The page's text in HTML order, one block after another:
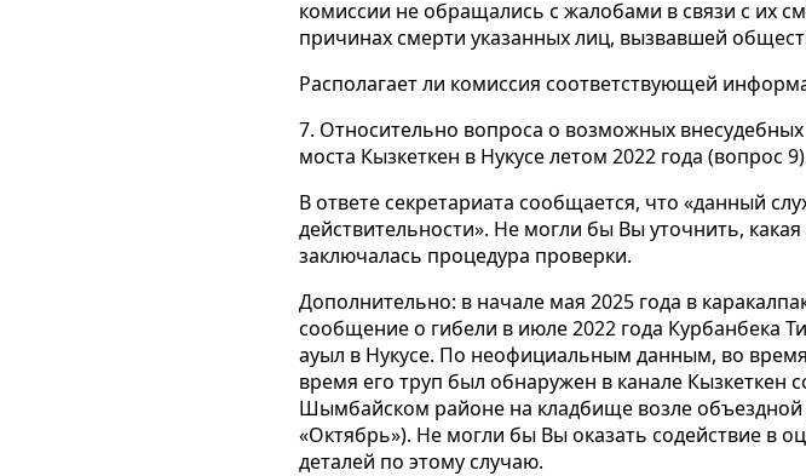
комиссии не обращались с жалобами в связи с их
причинах смерти указанных лиц, вызвавшей
Располагает ли комиссия соответствующей
7. Относительно вопроса о возможных
моста Кызкеткен в Нукусе летом 2022 года (вопрос
В ответе секретариата сообщается, что «данный
действительности». Не могли бы Вы уточнить,
заключалась процедура проверки.
Дополнительно: в начале мая 2025 года в
сообщение о гибели в июле 2022 года Курбанбека
ауыл в Нукусе. По неофициальным данным, во
время его труп был обнаружен в канале Кызкеткен
Шымбайском районе на кладбище возле
«Октябрь»). Не могли бы Вы оказать содействие в
деталей по этому случаю.